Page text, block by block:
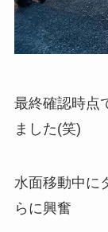
最終確認時点
ました(笑)
水面移動中に
らに興奮